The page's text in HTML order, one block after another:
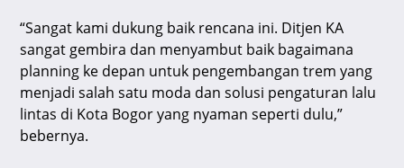
“Sangat kami dukung baik rencana ini. Ditjen KA
sangat gembira dan menyambut baik bagaimana
planning ke depan untuk pengembangan trem yang
menjadi salah satu moda dan solusi pengaturan lalu
lintas di Kota Bogor yang nyaman seperti dulu,”
bebernya.